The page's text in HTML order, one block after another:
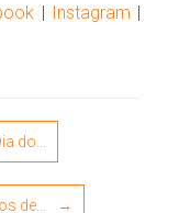
| Instagram |
do…
de… →